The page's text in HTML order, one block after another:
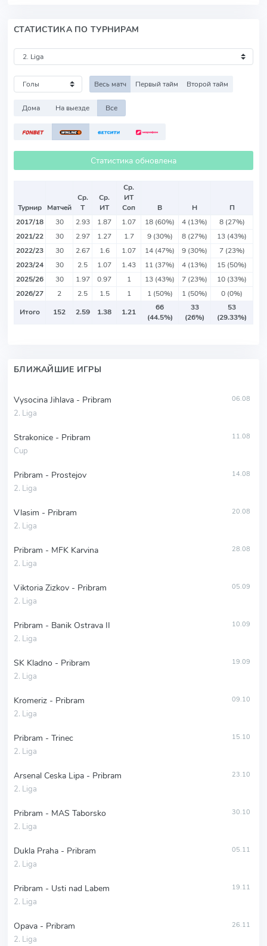
СТАТИСТИКА ПО ТУРНИРАМ
Весь матч Первый тайм Второй тайм
Дома На выезде Все
Статистика обновлена
Турнир Матчей
Ср.
Т
Ср.
ИТ
Ср.
ИТ
Соп
В Н
П
2017/18
30 2.93 1.87 1.07 18 (60%) 4 (13%)
8 (27%)
2021/22
30 2.97 1.27 1.7 9 (30%) 8 (27%)
13 (43%)
2022/23
30 2.67 1.6 1.07 14 (47%) 9 (30%)
7 (23%)
2023/24
30 2.5 1.07 1.43 11 (37%) 4 (13%)
15 (50%)
2025/26
30 1.97 0.97 1 13 (43%) 7 (23%)
10 (33%)
2026/27
2 2.5 1.5 1 1 (50%) 1 (50%)
0 (0%)
Итого
152 2.59 1.38 1.21
66
(44.5%)
33
(26%)
53
(29.33%)
БЛИЖАЙШИЕ ИГРЫ
Vysocina Jihlava - Pribram
2. Liga
06.08
Strakonice - Pribram
Cup
11.08
Pribram - Prostejov
2. Liga
14.08
Vlasim - Pribram
2. Liga
20.08
Pribram - MFK Karvina
2. Liga
28.08
Viktoria Zizkov - Pribram
2. Liga
05.09
Pribram - Banik Ostrava II
2. Liga
10.09
SK Kladno - Pribram
2. Liga
19.09
Kromeriz - Pribram
2. Liga
09.10
Pribram - Trinec
2. Liga
15.10
Arsenal Ceska Lipa - Pribram
2. Liga
23.10
Pribram - MAS Taborsko
2. Liga
30.10
Dukla Praha - Pribram
2. Liga
05.11
Pribram - Usti nad Labem
2. Liga
19.11
Opava - Pribram
2. Liga
26.11